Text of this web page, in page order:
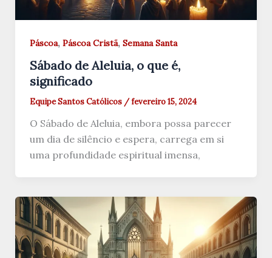
Páscoa, Páscoa Cristã, Semana Santa
Sábado de Aleluia, o que é,
significado
Equipe Santos Católicos /fevereiro 15, 2024
O Sábado de Aleluia, embora possa parecer
um dia de silêncio e espera, carrega em si
uma profundidade espiritual imensa,